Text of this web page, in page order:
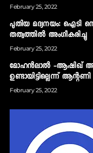
February 25, 2022
പുതിയ മദ്യനയം: ഐടി
തത്വത്തില്‍ അംഗീകരിച്ചു
February 25, 2022
മോഹന്‍ലാല്‍ -ആഷിഖ് അബു
ഉണ്ടായിട്ടില്ലെന്ന്
February 25, 2022